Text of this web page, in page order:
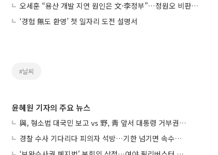
오세훈 “용산 개발 지연 원인은 文·李정부”…정원오 비판 반박
‘경험 無도 환영’ 첫 일자리 도전 설명서
#날씨
윤혜원 기자의 주요 뉴스
與, 형소법 대국민 보고 vs 野, 靑 앞서 대통령 거부권 촉구
경찰 수사 기다리다 피의자 석방…기한 넘기면 속수무책